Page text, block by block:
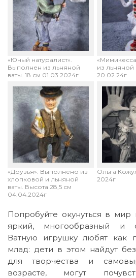
«Юный натуралист».
Выполнен из льняной
ваты. 18 см 01.03.2024г
из льняной
20.02.24г
«Друзья». Выполнено из
хлопковой и льняной
ваты. Высота 28,5 см
04.04.2024г
Ольга
2024г
Попробуйте окунуться в
яркий, многообразный и
Ватную игрушку любят как
млад: дети в этом найдут
для творчества и
возрасте, могут